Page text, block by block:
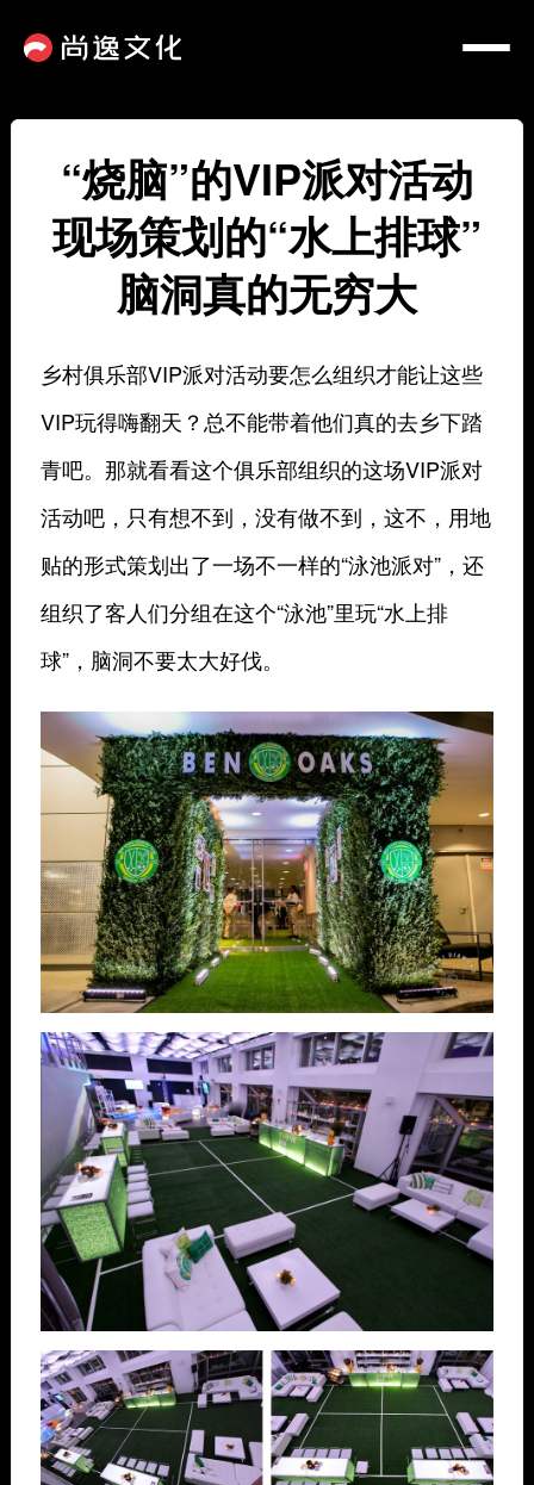
“烧脑”的VIP派对活动
现场策划的“水上排球”
脑洞真的无穷大
乡村俱乐部VIP派对活动要怎么组织才能让这些
VIP玩得嗨翻天？总不能带着他们真的去乡下踏
青吧。那就看看这个俱乐部组织的这场VIP派对
活动吧，只有想不到，没有做不到，这不，用地
贴的形式策划出了一场不一样的“泳池派对”，还
组织了客人们分组在这个“泳池”里玩“水上排
球”，脑洞不要太大好伐。